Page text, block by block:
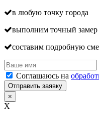
в любую точку города
выполним точный замер
составим подробную
Соглашаюсь на
Отправить заявку
×
X